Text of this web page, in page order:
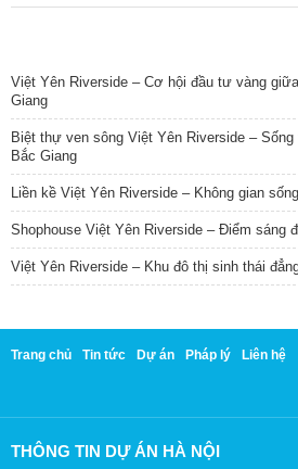
Việt Yên Riverside – Cơ hội đầu tư vàng
Giang
Biệt thự ven sông Việt Yên Riverside –
Bắc Giang
Liền kề Việt Yên Riverside – Không gian
Shophouse Việt Yên Riverside – Điểm sáng
Việt Yên Riverside – Khu đô thị sinh thái
Trang chủ Tin tức Dự án Pháp lý Liên hệ
THÔNG TIN DỰ ÁN HÀ NỘI